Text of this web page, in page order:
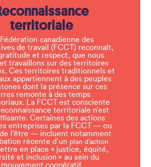
territoriale
Fédération canadienne des
de travail (FCCT) reconnaît,
et respect, que nous
travaillons sur des territoires
Ces territoires traditionnels et
appartiennent à des peuples
dont la présence sur ces
remonte à des temps
La FCCT est consciente
territoriale n’est
Certaines des actions
entreprises par la FCCT — ou
l’être — incluent notamment
récente d’un plan d’action
en place « justice, équité,
et inclusion » au sein du
mouvement coopératif.